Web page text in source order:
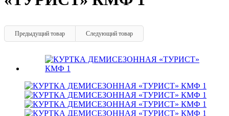
Предыдущий товар Следующий товар